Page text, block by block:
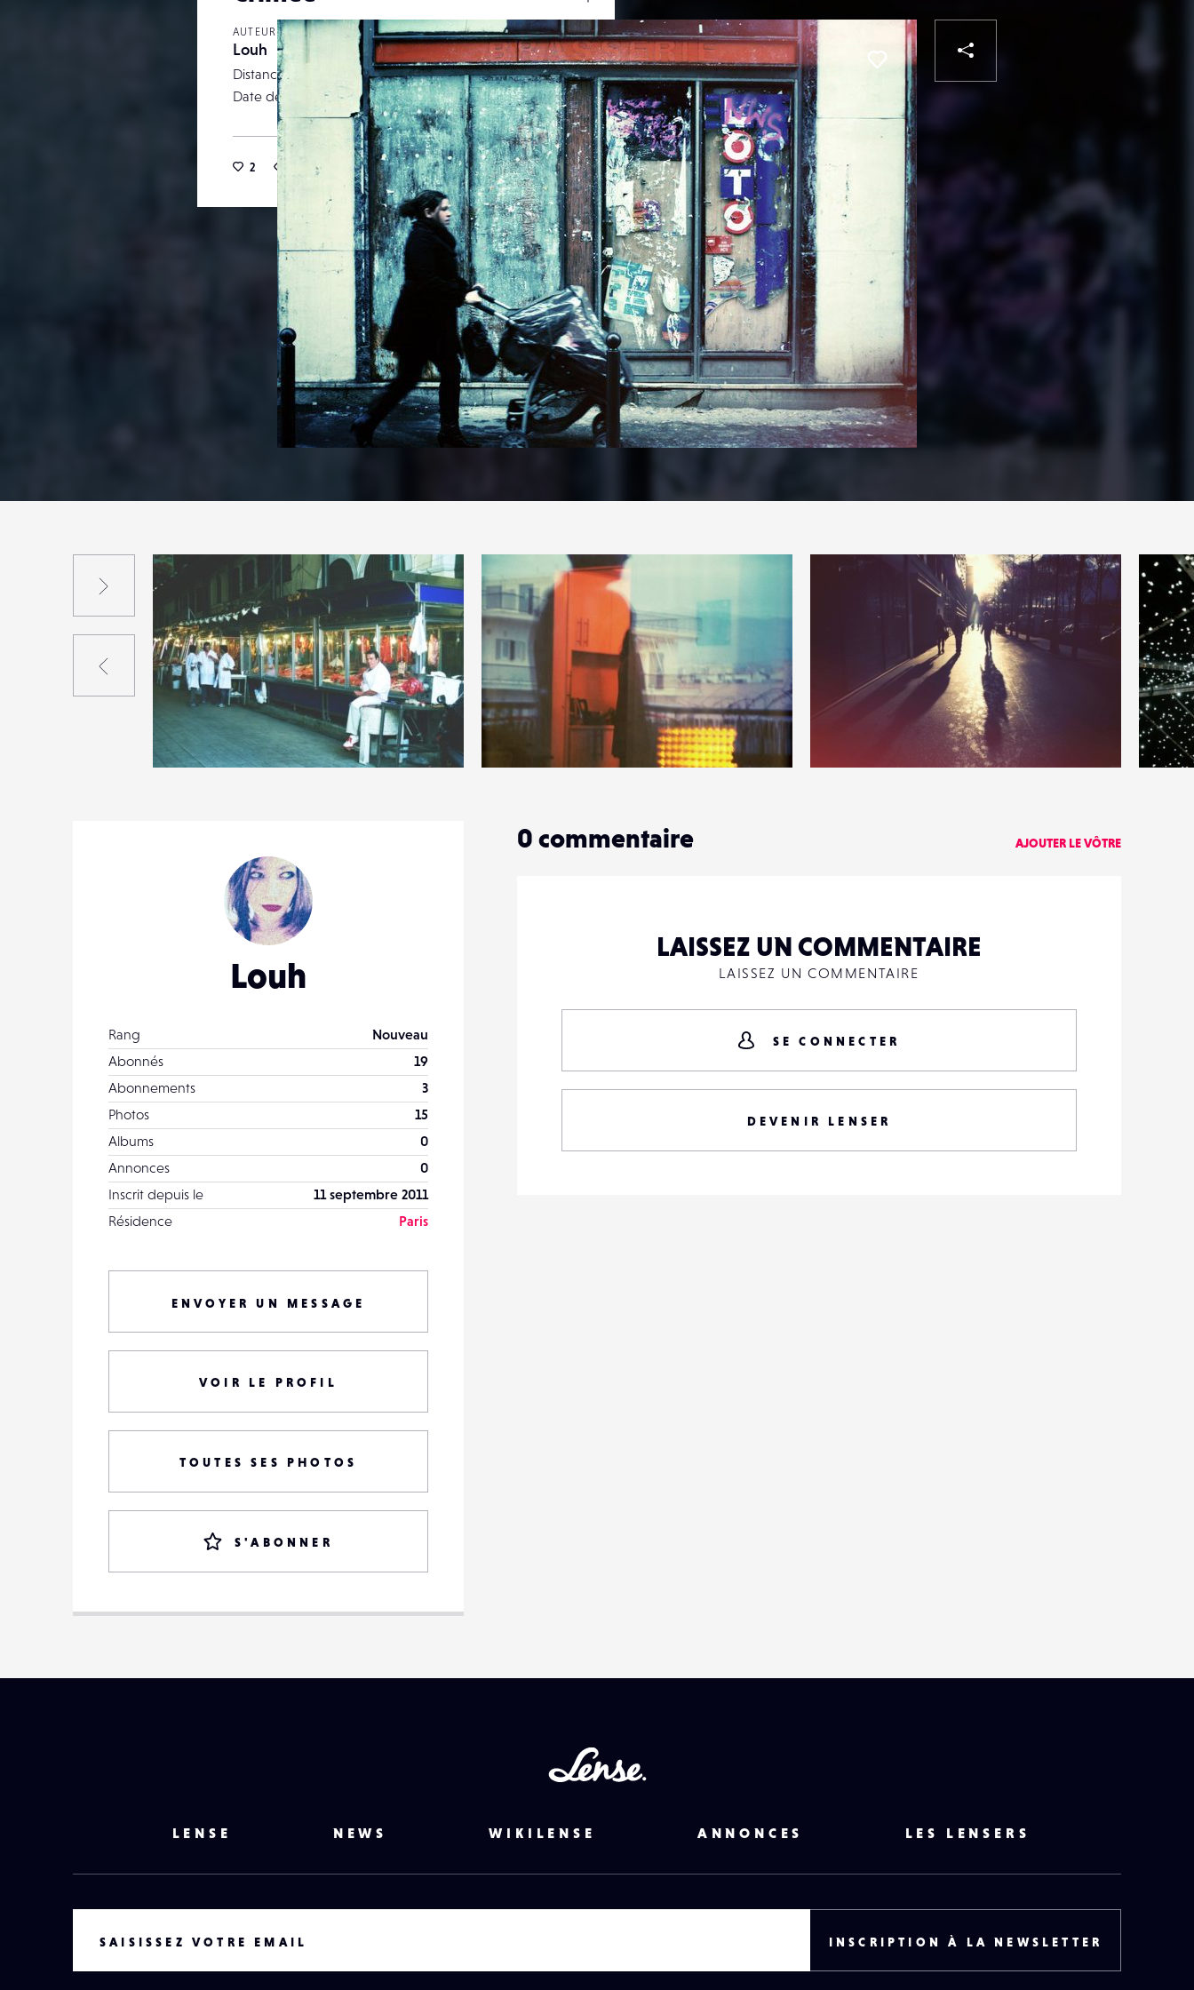
AUTEUR
Louh
Distance focale
0 mm
Date de publication
12 septembre 2011
2
/
Fermer
Liker
3
11 20 17
9
Suivant
Précédent
Louh
Rang
Nouveau
Abonnés
19
Abonnements
3
Photos
15
Albums
0
Annonces
0
Inscrit depuis le
11 septembre 2011
Résidence
Paris
ENVOYER UN MESSAGE
VOIR LE PROFIL
TOUTES SES PHOTOS
S'ABONNER
0 commentaire AJOUTER LE VÔTRE
LAISSEZ UN COMMENTAIRE
LAISSEZ UN COMMENTAIRE
SE CONNECTER
DEVENIR LENSER
LENSE NEWS WIKILENSE ANNONCES LES LENSERS
SAISISSEZ VOTRE EMAIL INSCRIPTION À LA NEWSLETTER